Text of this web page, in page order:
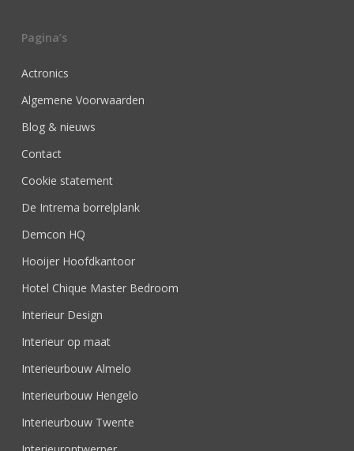
Pagina’s
Actronics
Algemene Voorwaarden
Blog & nieuws
Contact
Cookie statement
De Intrema borrelplank
Demcon HQ
Hooijer Hoofdkantoor
Hotel Chique Master Bedroom
Interieur Design
Interieur op maat
Interieurbouw Almelo
Interieurbouw Hengelo
Interieurbouw Twente